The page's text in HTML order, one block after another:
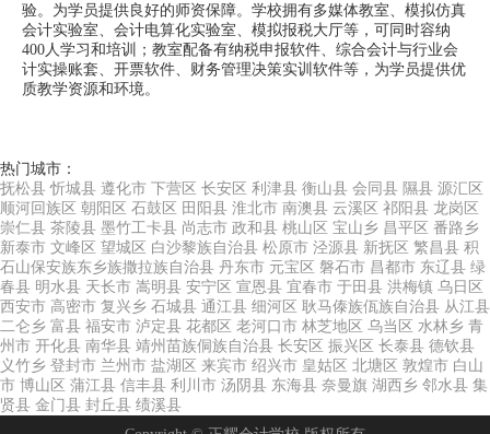
验。为学员提供良好的师资保障。学校拥有多媒体教室、模拟仿真
会计实验室、会计电算化实验室、模拟报税大厅等，可同时容纳
400人学习和培训；教室配备有纳税申报软件、综合会计与行业会
计实操账套、开票软件、财务管理决策实训软件等，为学员提供优
质教学资源和环境。
热门城市：
抚松县 忻城县 遵化市 下营区 长安区 利津县 衡山县 会同县 隰县 源汇区
顺河回族区 朝阳区 石鼓区 田阳县 淮北市 南澳县 云溪区 祁阳县 龙岗区
崇仁县 茶陵县 墨竹工卡县 尚志市 政和县 桃山区 宝山乡 昌平区 番路乡
新泰市 文峰区 望城区 白沙黎族自治县 松原市 泾源县 新抚区 繁昌县 积
石山保安族东乡族撒拉族自治县 丹东市 元宝区 磐石市 昌都市 东辽县 绿
春县 明水县 天长市 嵩明县 安宁区 宣恩县 宜春市 于田县 洪梅镇 乌日区
西安市 高密市 复兴乡 石城县 通江县 细河区 耿马傣族佤族自治县 从江县
二仑乡 富县 福安市 泸定县 花都区 老河口市 林芝地区 乌当区 水林乡 青
州市 开化县 南华县 靖州苗族侗族自治县 长安区 振兴区 长泰县 德钦县
义竹乡 登封市 兰州市 盐湖区 来宾市 绍兴市 皇姑区 北塘区 敦煌市 白山
市 博山区 蒲江县 信丰县 利川市 汤阴县 东海县 奈曼旗 湖西乡 邻水县 集
贤县 金门县 封丘县 绩溪县